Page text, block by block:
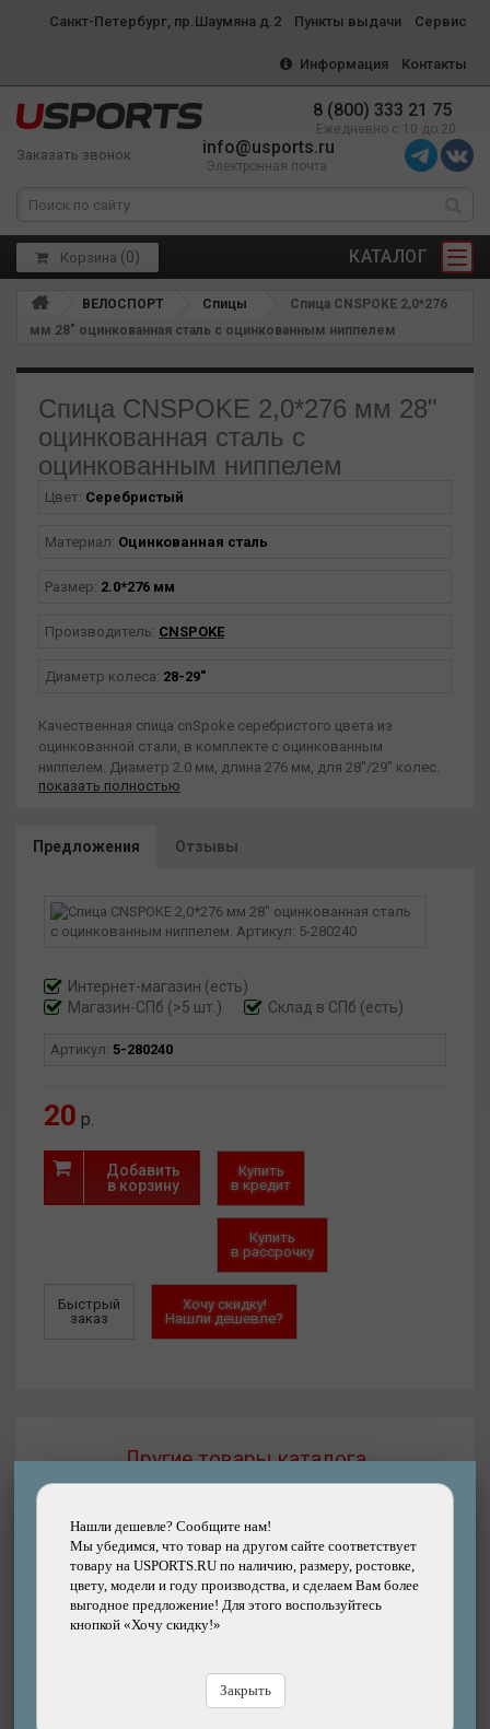
Санкт-Петербург, пр.Шаумяна д.2 Пункты выдачи Сервис
Информация Контакты
8 (800) 333 21 75
Ежедневно с 10 до 20
Заказать звонок info@usports.ru
Электронная почта
КАТАЛОГ
Корзина (0)
ВЕЛОСПОРТ Спицы
Спица CNSPOKE 2,0*276
мм 28" оцинкованная сталь с оцинкованным ниппелем
Спица CNSPOKE 2,0*276 мм 28"
оцинкованная сталь с
оцинкованным ниппелем
Цвет: Серебристый
Материал: Оцинкованная сталь
Размер: 2.0*276 мм
Производитель: CNSPOKE
Диаметр колеса: 28-29"
Качественная спица cnSpoke серебристого цвета из
оцинкованной стали, в комплекте с оцинкованным
ниппелем. Диаметр 2.0 мм, длина 276 мм, для 28"/29" колес.
показать полностью
Предложения Отзывы
Интернет-магазин (есть)
Магазин-СПб (>5 шт.)
Склад в СПб (есть)
Артикул: 5-280240
20 р.
Нашли дешевле? Сообщите нам!
Мы убедимся, что товар на другом сайте соответствует
товару на USPORTS.RU по наличию, размеру, ростовке,
цвету, модели и году производства, и сделаем Вам более
выгодное предложение! Для этого воспользуйтесь
кнопкой «Хочу скидку!»
Закрыть
Добавить
в корзину
Купить
в кредит
Купить
в рассрочку
Быстрый
заказ
Хочу скидку!
Нашли дешевле?
Другие товары каталога
Подробнее
Спица CNSPOKE 2,0*289 мм 28" оцинкованная
сталь с оцинкованным ниппелем